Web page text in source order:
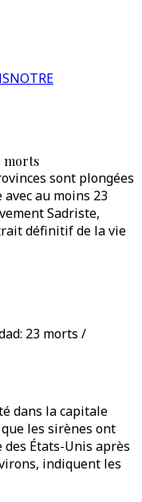
NOTRE
morts
sont plongées
au moins 23
Sadriste,
définitif de la vie
23 morts /
dans la capitale
les sirènes ont
États-Unis après
indiquent les